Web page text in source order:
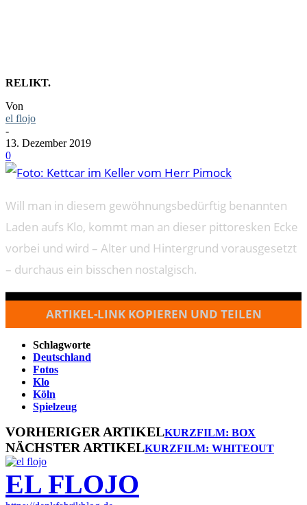
RELIKT.
Von
el flojo
-
13. Dezember 2019
0
Will man in diesem gewöhnungsbedürftig benannten
Laden aufs Klo, kommt man an dieser pittoresken Ecke
vorbei und wird – Alter und Hintergrund vorausgesetzt
– durchaus ein bisschen nostalgisch.
ARTIKEL-LINK KOPIEREN UND TEILEN
Schlagworte
Deutschland
Fotos
Klo
Köln
Spielzeug
VORHERIGER ARTIKELKURZFILM: BOX
NÄCHSTER ARTIKELKURZFILM: WHITEOUT
EL FLOJO